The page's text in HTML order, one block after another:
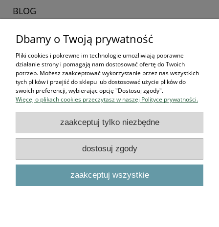
BLOG
Zaczynamy kolekcjonerska przygodę
16-04-2026 , Stworek
Jak zacząć kolekcjonować
figurki? Przewodnik dla
przyszłych bohaterów
Podstawowe informacje
O NAS
Dbamy o Twoją prywatność
Pliki cookies i pokrewne im technologie umożliwiają poprawne
działanie strony i pomagają nam dostosować ofertę do Twoich
potrzeb. Możesz zaakceptować wykorzystanie przez nas wszystkich
tych plików i przejść do sklepu lub dostosować użycie plików do
swoich preferencji, wybierając opcję "Dostosuj zgody".
Więcej o plikach cookies przeczytasz w naszej Polityce prywatności.
zaakceptuj tylko niezbędne
dostosuj zgody
zaakceptuj wszystkie